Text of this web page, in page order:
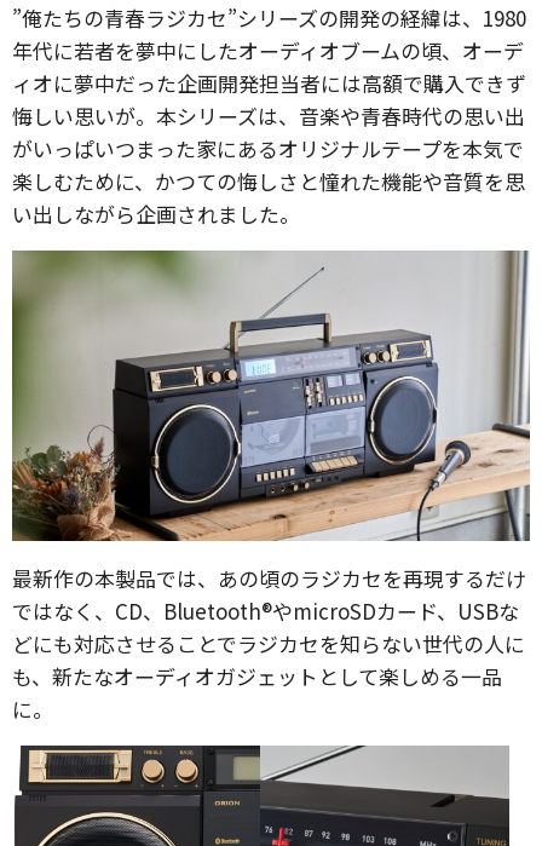
”俺たちの青春ラジカセ”シリーズの開発の経緯は、1980
年代に若者を夢中にしたオーディオブームの頃、オーデ
ィオに夢中だった企画開発担当者には高額で購入できず
悔しい思いが。本シリーズは、音楽や青春時代の思い出
がいっぱいつまった家にあるオリジナルテープを本気で
楽しむために、かつての悔しさと憧れた機能や音質を思
い出しながら企画されました。
最新作の本製品では、あの頃のラジカセを再現するだけ
ではなく、CD、Bluetooth®やmicroSDカード、USBな
どにも対応させることでラジカセを知らない世代の人に
も、新たなオーディオガジェットとして楽しめる一品
に。